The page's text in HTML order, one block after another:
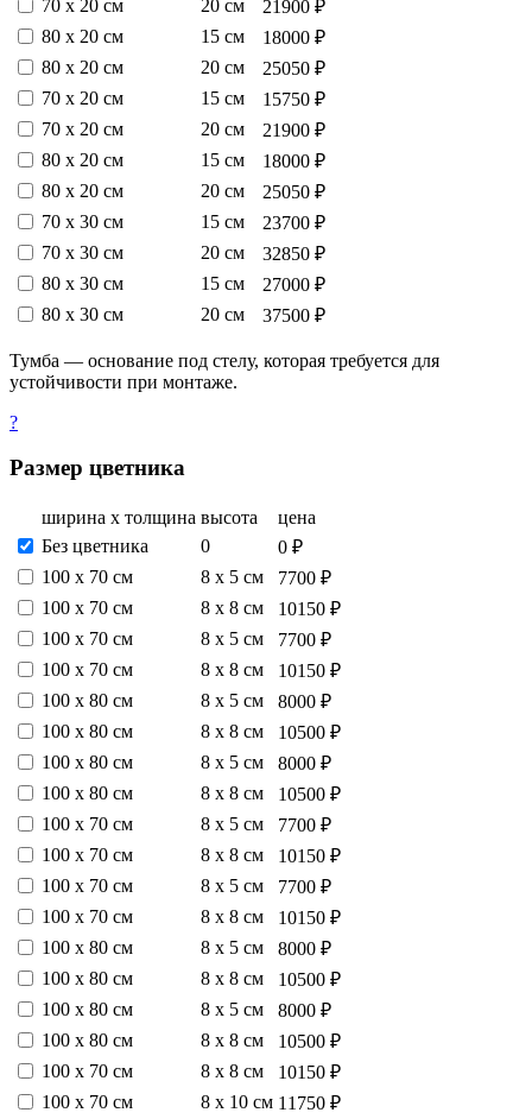
70 х 20 см 20 см
21900 ₽
80 х 20 см
15 см
18000 ₽
80 х 20 см
20 см
25050 ₽
70 х 20 см
15 см
15750 ₽
70 х 20 см
20 см
21900 ₽
80 х 20 см
15 см
18000 ₽
80 х 20 см
20 см
25050 ₽
70 х 30 см
15 см
23700 ₽
70 х 30 см
20 см
32850 ₽
80 х 30 см
15 см
27000 ₽
80 х 30 см
20 см 37500 ₽
Тумба — основание под стелу, которая требуется для
устойчивости при монтаже.
?
Размер цветника
ширина х толщина высота
цена
Без цветника
0
0 ₽
100 х 70 см
8 х 5 см
7700 ₽
100 х 70 см
8 х 8 см
10150 ₽
100 х 70 см
8 х 5 см
7700 ₽
100 х 70 см
8 х 8 см
10150 ₽
100 х 80 см
8 х 5 см
8000 ₽
100 х 80 см
8 х 8 см
10500 ₽
100 х 80 см
8 х 5 см
8000 ₽
100 х 80 см
8 х 8 см
10500 ₽
100 х 70 см
8 х 5 см
7700 ₽
100 х 70 см
8 х 8 см
10150 ₽
100 х 70 см
8 х 5 см
7700 ₽
100 х 70 см
8 х 8 см
10150 ₽
100 х 80 см
8 х 5 см
8000 ₽
100 х 80 см
8 х 8 см
10500 ₽
100 х 80 см
8 х 5 см
8000 ₽
100 х 80 см
8 х 8 см
10500 ₽
100 х 70 см
8 х 8 см
10150 ₽
100 х 70 см
8 х 10 см 11750 ₽